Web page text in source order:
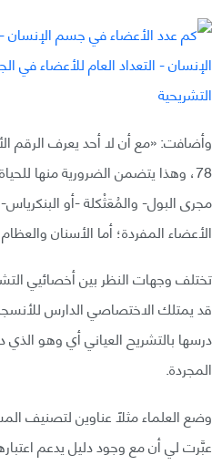
وأضافت: «مع أن لا أحد يعرف الرقم
78، وهذا يتضمن الضرورية منها
مجرى البول- والمُعَثْكلة -أو
الأعضاء المفردة؛ أما الأسنان
تختلف وجهات النظر بين أخصائيي
قد يمتلك الاختصاصي الدارس
درسها بالتشريح العياني أي وهو
المجردة.
وضع العلماء مثلًا عناوين لتصنيف
عبَّرت لي أن مع وجود دليل يدعم